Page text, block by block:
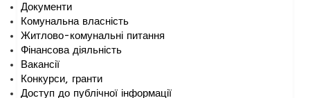
Документи
Комунальна власність
Житлово-комунальні питання
Фінансова діяльність
Вакансії
Конкурси, гранти
Доступ до публічної інформації